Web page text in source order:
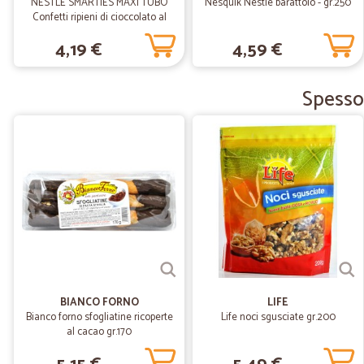
Confetti ripieni di cioccolato al
4,19 € 4,59 €
BIANCO FORNO
Bianco forno sfogliatine ricoperte
al cacao gr.170
LIFE
Life noci sgusciate gr.200